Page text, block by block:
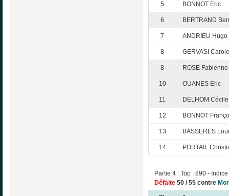
5 BONNOT Eric
6 BERTRAND
7 ANDRIEU Hugo
8 GERVASI Carole
8 ROSE Fabienne
10 OUANES Eric
11 DELHOM Cécile
12 BONNOT
13 BASSERES
14 PORTAIL
Partie 4 : Top : 890 -
Défaite 50 / 55 contre